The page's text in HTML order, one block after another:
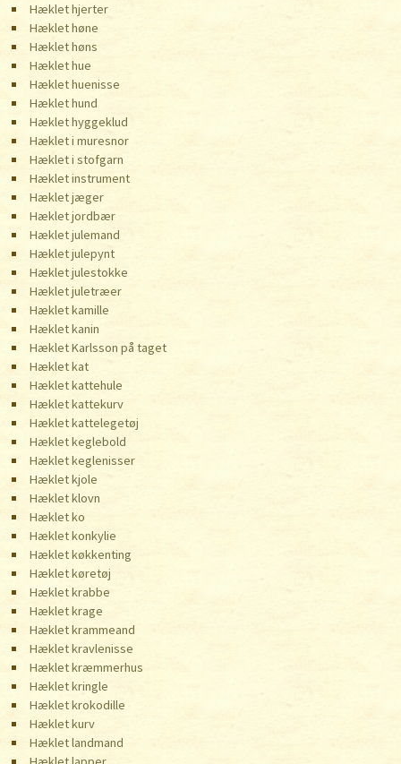
Hæklet hjerter
Hæklet høne
Hæklet høns
Hæklet hue
Hæklet huenisse
Hæklet hund
Hæklet hyggeklud
Hæklet i muresnor
Hæklet i stofgarn
Hæklet instrument
Hæklet jæger
Hæklet jordbær
Hæklet julemand
Hæklet julepynt
Hæklet julestokke
Hæklet juletræer
Hæklet kamille
Hæklet kanin
Hæklet Karlsson på taget
Hæklet kat
Hæklet kattehule
Hæklet kattekurv
Hæklet kattelegetøj
Hæklet keglebold
Hæklet keglenisser
Hæklet kjole
Hæklet klovn
Hæklet ko
Hæklet konkylie
Hæklet køkkenting
Hæklet køretøj
Hæklet krabbe
Hæklet krage
Hæklet krammeand
Hæklet kravlenisse
Hæklet kræmmerhus
Hæklet kringle
Hæklet krokodille
Hæklet kurv
Hæklet landmand